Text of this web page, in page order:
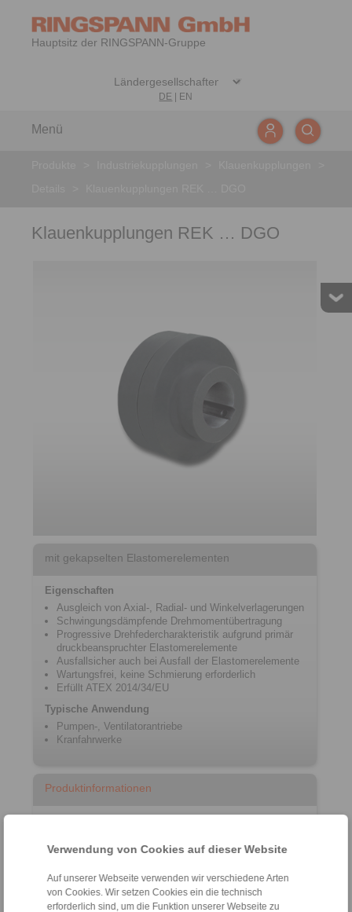
Verwendung von Cookies auf dieser Website
Auf unserer Webseite verwenden wir verschiedene Arten
von Cookies. Wir setzen Cookies ein die technisch
erforderlich sind, um die Funktion unserer Webseite zu
Hauptsitz der RINGSPANN-Gruppe
DE EN
Menü
Klauenkupplungen REK … DGO
mit gekapselten Elastomerelementen
Eigenschaften
Ausgleich von Axial-, Radial- und Winkelverlagerungen
Schwingungsdämpfende Drehmomentübertragung
Progressive Drehfedercharakteristik aufgrund primär
druckbeanspruchter Elastomerelemente
Ausfallsicher auch bei Ausfall der Elastomerelemente
Wartungsfrei, keine Schmierung erforderlich
Erfüllt ATEX 2014/34/EU
Typische Anwendung
Pumpen-, Ventilatorantriebe
Kranfahrwerke
Produktinformationen
Produkt Flyer Klauenkupplungen
DGO/DHO/DGZ
Katalog Wellenkupplungen